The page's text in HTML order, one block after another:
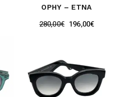
OPHY – ETNA
280,00€ 196,00€